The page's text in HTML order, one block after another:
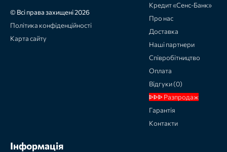
© Всі права захищені 2026
Політика конфіденційності
Карта сайту
Кредит «Сенс-Банк»
Про нас
Доставка
Наші партнери
Співробітництво
Оплата
Відгуки (0)
ᐈᐈᐈ Разпродаж
Гарантія
Контакти
Інформація